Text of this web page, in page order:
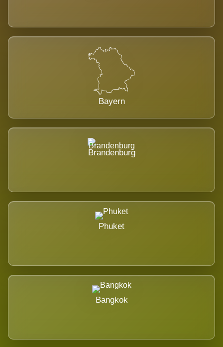
Bayern
Brandenburg
Phuket
Bangkok